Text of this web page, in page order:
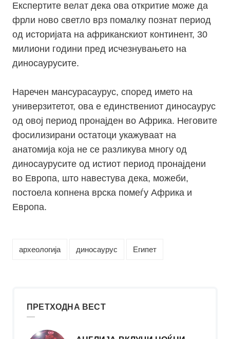
Експертите велат дека ова откритие може да
фрли ново светло врз помалку познат период
од историјата на африканскиот континент, 30
милиони години пред исчезнувањето на
диносаурусите.
Наречен мансурасаурус, според името на
универзитетот, ова е единствениот диносаурус
од овој период пронајден во Африка. Неговите
фосилизирани остатоци укажуваат на
анатомија која не се разликува многу од
диносаурусите од истиот период пронајдени
во Европа, што навестува дека, можеби,
постоела копнена врска помеѓу Африка и
Европа.
археологија диносаурус Египет
ПРЕТХОДНА ВЕСТ